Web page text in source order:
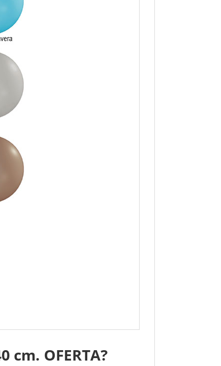
OFERTA?